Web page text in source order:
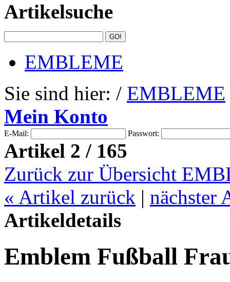
Artikelsuche
EMBLEME
Sie sind hier: / EMBLEME
Mein Konto
E-Mail: Passwort:
Artikel 2 / 165
Zurück zur Übersicht
« Artikel zurück | nächster
Artikeldetails
Emblem Fußball